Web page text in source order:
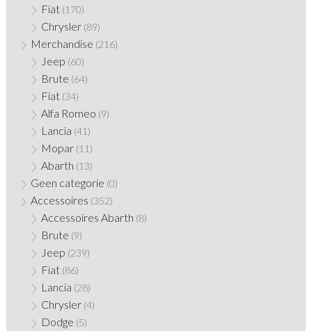
Fiat (170)
Chrysler (89)
Merchandise (216)
Jeep (60)
Brute (64)
Fiat (34)
Alfa Romeo (9)
Lancia (41)
Mopar (11)
Abarth (13)
Geen categorie (0)
Accessoires (352)
Accessoires Abarth (8)
Brute (9)
Jeep (239)
Fiat (86)
Lancia (28)
Chrysler (4)
Dodge (5)